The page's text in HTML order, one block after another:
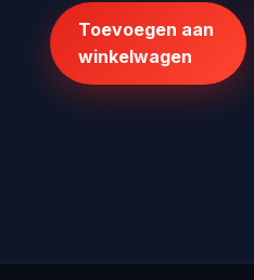
€299,95.
Toevoegen aan
winkelwagen